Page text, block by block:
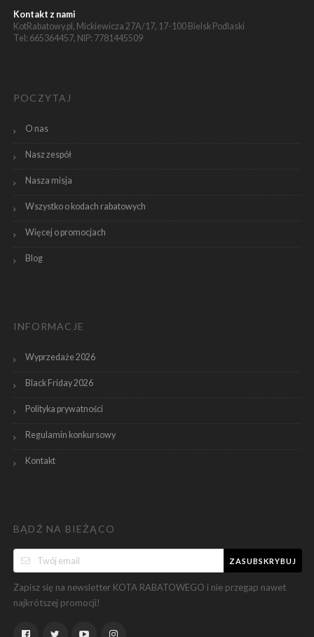
Kontakt z nami
KotRabatowy.pl, Mickiewicza 27A/17, 17-100 Bielsk Podlaski
Tel: 665364457, NIP: 7781445509
POCZYTAJ
O nas
Nasz zespół
Nasza misja
Wszystko o kodach rabatowych
Więcej o promocjach
Blog
INFORMACJE
Wyprzedaże 2026
Black Friday 2026
Polityka prywatności
Regulamin konkursowy
Kontakt
BĄDŹ NA BIEŻĄCO
ZASUBSKRYBUJ
Zapisz się na newsletter KOTA RABATOWEGO i nie przegap nawet
najkrótszej promocji!